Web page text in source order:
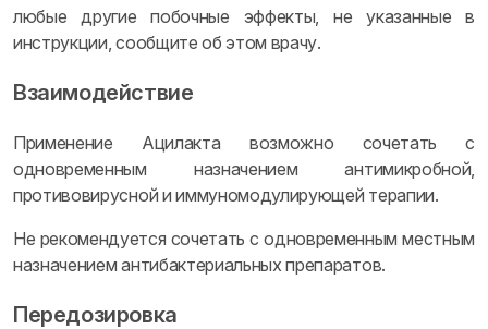
любые другие побочные эффекты, не указанные в
инструкции, сообщите об этом врачу.
Взаимодействие
Применение Ацилакта возможно сочетать с
одновременным назначением антимикробной,
противовирусной и иммуномодулирующей терапии.
Не рекомендуется сочетать с одновременным местным
назначением антибактериальных препаратов.
Передозировка